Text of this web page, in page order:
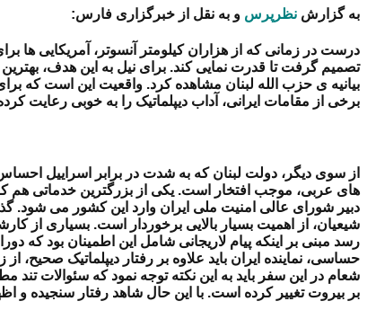
به گزارش نظرپرس و به نقل از خبرگزاری فارس:
درست در زمانی که از هزاران کیلومتر آنسوتر، آمریکایی ها
تصمیم گرفت تا قدرت نمایی کند. برای نیل به این هدف،
بیانیه ی حزب الله لبنان مشاهده کرد. واقعیت این است که
برخی از مقامات ایرانی، آداب دیپلماتیک را به خوبی رعایت
از سوی دیگر، دولت لبنان که به شدت در برابر اسراییل
های عربی، موجب افتخار است. یکی از بزرگترین خدماتی هم
دبیر شورای عالی امنیت ملی ایران وارد این کشور می شود.
شیعیان، از اهمیت بسیار بالایی برخوردار است. بسیاری از
رسد مبنی بر اینکه پیام لاریجانی شامل این اطمینان بود که
حساسی، نماینده ایران باید علاوه بر رفتار دیپلماتیک
شعام در این سفر باید به این نکته توجه نمود که سئوالات
بر بیروت تغییر کرده است. با این حال شاهد رفتار سنجیده و